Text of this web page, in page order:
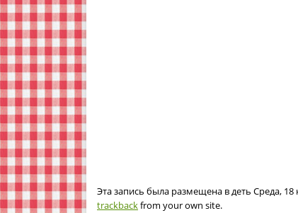
Эта запись была размещена в деть Среда,
trackbackfrom your own site.